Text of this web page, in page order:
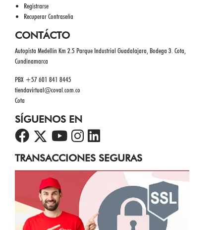
Registrarse
Recuperar Contraseña
CONTÁCTO
Autopista Medellín Km 2.5 Parque Industrial Guadalajara, Bodega 3. Cota,
Cundinamarca
PBX +57 601 841 8445
tiendavirtual@coval.com.co
Cota
SÍGUENOS EN
TRANSACCIONES SEGURAS